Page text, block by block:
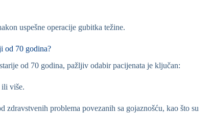
uspešne operacije gubitka težine.
od 70 godina?
od 70 godina, pažljiv odabir pacijenata je ključan:
ili više.
problema povezanih sa gojaznošću, kao što su